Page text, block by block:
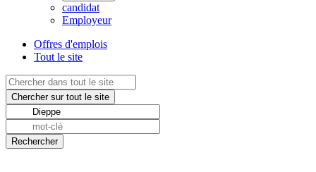
candidat
Employeur
Offres d'emplois
Tout le site